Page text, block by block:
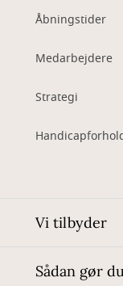
Åbningstider
Medarbejdere
Strategi
Vi tilbyder
Sådan gør